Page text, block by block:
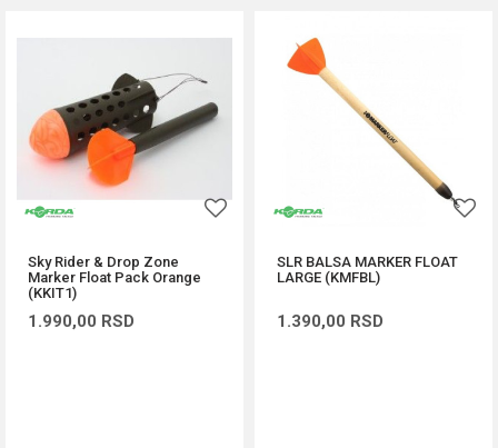
Sky Rider & Drop Zone
Marker Float Pack Orange
(KKIT1)
1.990,00 RSD
SLR BALSA MARKER FLOAT
LARGE (KMFBL)
1.390,00 RSD